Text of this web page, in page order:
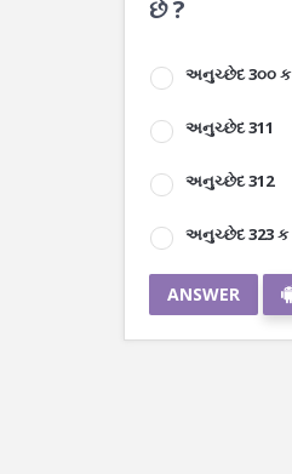
છે ?
અનુચ્છેદ 3૦૦ ક
અનુચ્છેદ 311
અનુચ્છેદ 312
અનુચ્છેદ 323 ક
ANSWER